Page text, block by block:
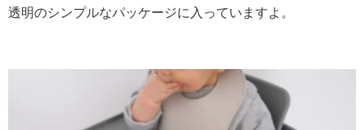
透明のシンプルなパッケージに入っていますよ。